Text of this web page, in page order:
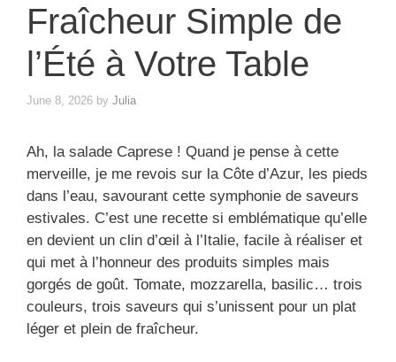
Fraîcheur Simple de
l’Été à Votre Table
June 8, 2026 by Julia
Ah, la salade Caprese ! Quand je pense à cette
merveille, je me revois sur la Côte d’Azur, les pieds
dans l’eau, savourant cette symphonie de saveurs
estivales. C’est une recette si emblématique qu’elle
en devient un clin d’œil à l’Italie, facile à réaliser et
qui met à l’honneur des produits simples mais
gorgés de goût. Tomate, mozzarella, basilic… trois
couleurs, trois saveurs qui s’unissent pour un plat
léger et plein de fraîcheur.